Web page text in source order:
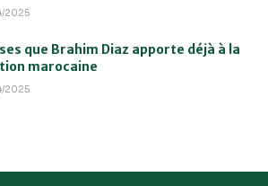
2025
que Brahim Diaz apporte déjà à la
marocaine
2025